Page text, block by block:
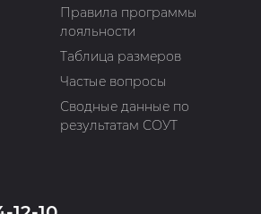
Правила программы
лояльности
Таблица размеров
Частые вопросы
Сводные данные по
результатам СОУТ